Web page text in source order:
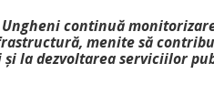
continuă
menite să
la dezvoltarea serviciilor